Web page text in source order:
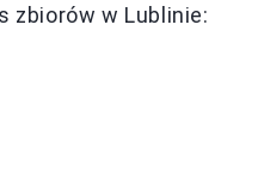
zbiorów w Lublinie: